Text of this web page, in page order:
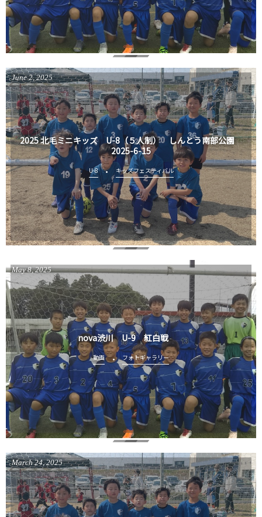
2025 北毛ミニキッズ U-8（５人制） しんとう南部公園
2025-6-15
June 2,2025
U-8 キッズフェスティバル
nova渋川 U-9 紅白戦
May 8,2025
動画 フォトギャラリー
March 24,2025